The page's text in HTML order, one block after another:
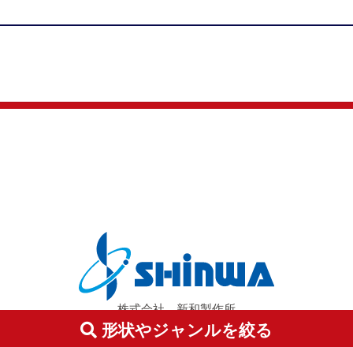
形状やジャンルを絞る
株式会社 新和製作所
〒350-1155 埼玉県川越市下赤坂736-2
TEL: 049-269-0033 FAX: 049-269-0030